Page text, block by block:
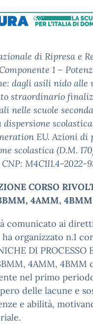
di Ripresa e
1 –
dagli asili nido alle
straordinario
nelle scuole
EU. Azioni di
scolastica (D.M.
CNP: M4C1I1.4-
CORSO
4AMM, 4BMM
comunicato ai
organizzato n.1
DI
4AMM, 4BMM
nel primo
delle lacune e
e abilità,